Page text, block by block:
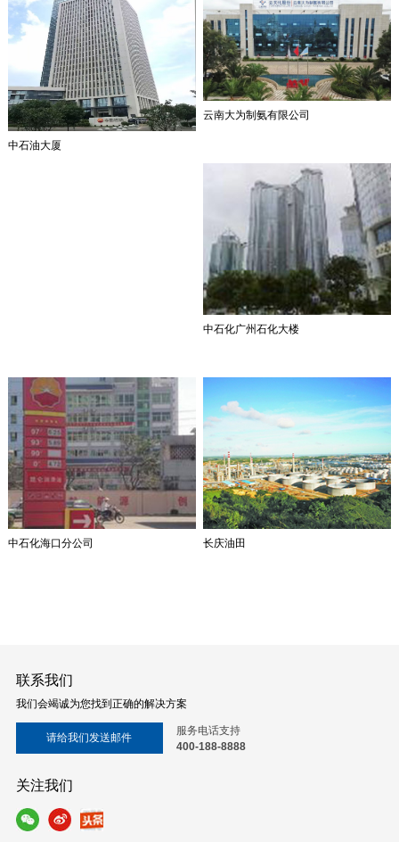
中石油大厦
云南大为制氨有限公司
中石化广州石化大楼
中石化海口分公司 长庆油田
联系我们
我们会竭诚为您找到正确的解决方案
请给我们发送邮件
服务电话支持
400-188-8888
关注我们